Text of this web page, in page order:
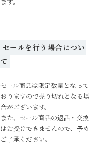
セールを行う場合につい
て
セール商品は限定数量となって
おりますので売り切れとなる場
合がございます。
また、セール商品の返品・交換
はお受けできませんので、予め
ご了承ください。